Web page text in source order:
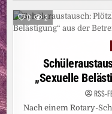
0 2
„Sexuelle
RSS-
Nach einem Rotary-